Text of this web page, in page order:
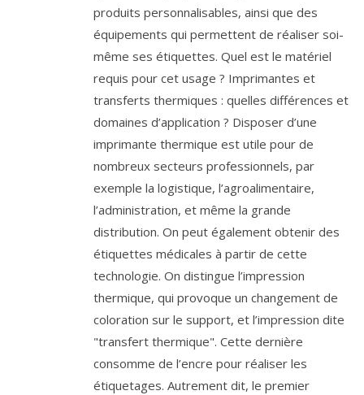
produits personnalisables, ainsi que des
équipements qui permettent de réaliser soi-
même ses étiquettes. Quel est le matériel
requis pour cet usage ? Imprimantes et
transferts thermiques : quelles différences et
domaines d’application ? Disposer d’une
imprimante thermique est utile pour de
nombreux secteurs professionnels, par
exemple la logistique, l’agroalimentaire,
l’administration, et même la grande
distribution. On peut également obtenir des
étiquettes médicales à partir de cette
technologie. On distingue l’impression
thermique, qui provoque un changement de
coloration sur le support, et l’impression dite
"transfert thermique". Cette dernière
consomme de l’encre pour réaliser les
étiquetages. Autrement dit, le premier